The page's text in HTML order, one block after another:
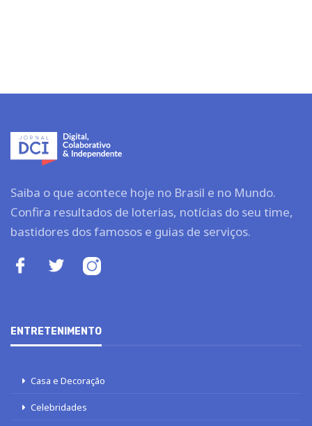
Saiba o que acontece hoje no Brasil e no Mundo.
Confira resultados de loterias, notícias do seu time,
bastidores dos famosos e guias de serviços.
ENTRETENIMENTO
Casa e Decoração
Celebridades